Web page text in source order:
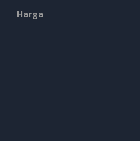
Harga